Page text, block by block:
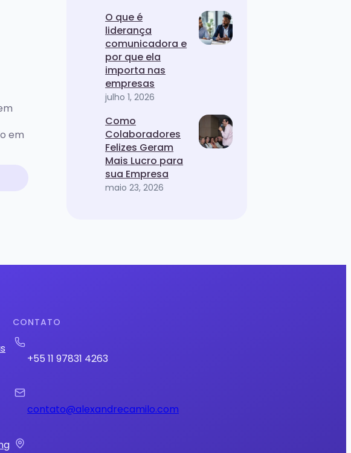
em
O que é
liderança
comunicadora e
por que ela
importa nas
empresas
julho 1, 2026
Como
Colaboradores
Felizes Geram
Mais Lucro para
sua Empresa
maio 23, 2026
CONTATO
+55 11 97831 4263
contato@alexandrecamilo.com